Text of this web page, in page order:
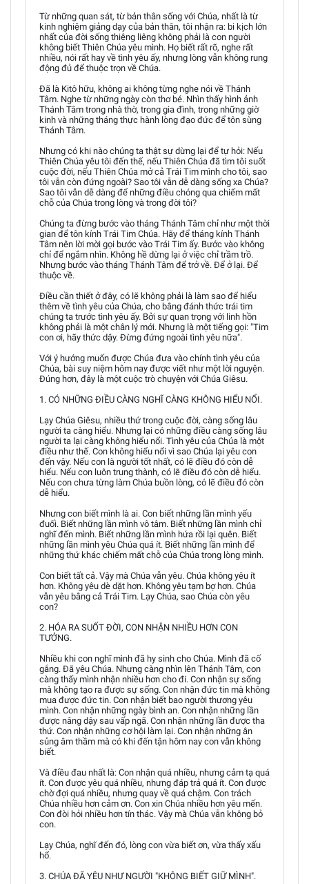
Từ những quan sát, từ bản thân sống với Chúa, nhất là từ
kinh nghiệm giảng dạy của bản thân, tôi nhận ra: bi kịch lớn
nhất của đời sống thiêng liêng không phải là con người
không biết Thiên Chúa yêu mình. Họ biết rất rõ, nghe rất
nhiều, nói rất hay về tình yêu ấy, nhưng lòng vẫn không rung
động đủ để thuộc trọn về Chúa.
Đã là Kitô hữu, không ai không từng nghe nói về Thánh
Tâm. Nghe từ những ngày còn thơ bé. Nhìn thấy hình ảnh
Thánh Tâm trong nhà thờ, trong gia đình, trong những giờ
kinh và những tháng thực hành lòng đạo đức để tôn sùng
Thánh Tâm.
Nhưng có khi nào chúng ta thật sự dừng lại để tự hỏi: Nếu
Thiên Chúa yêu tôi đến thế, nếu Thiên Chúa đã tìm tôi suốt
cuộc đời, nếu Thiên Chúa mở cả Trái Tim mình cho tôi, sao
tôi vẫn còn đứng ngoài? Sao tôi vẫn dễ dàng sống xa Chúa?
Sao tôi vẫn dễ dàng để những điều chóng qua chiếm mất
chỗ của Chúa trong lòng và trong đời tôi?
Chúng ta đừng bước vào tháng Thánh Tâm chỉ như một thời
gian để tôn kính Trái Tim Chúa. Hãy để tháng kính Thánh
Tâm nên lời mời gọi bước vào Trái Tim ấy. Bước vào không
chỉ để ngắm nhìn. Không hề dừng lại ở việc chỉ trầm trồ.
Nhưng bước vào tháng Thánh Tâm để trở về. Để ở lại. Để
thuộc về.
Điều cần thiết ở đây, có lẽ không phải là làm sao để hiểu
thêm về tình yêu của Chúa, cho bằng đánh thức trái tim
chúng ta trước tình yêu ấy. Bởi sự quan trọng với linh hồn
không phải là một chân lý mới. Nhưng là một tiếng gọi: "Tim
con ơi, hãy thức dậy. Đừng đứng ngoài tình yêu nữa".
Với ý hướng muốn được Chúa đưa vào chính tình yêu của
Chúa, bài suy niệm hôm nay được viết như một lời nguyện.
Đúng hơn, đây là một cuộc trò chuyện với Chúa Giêsu.
1. CÓ NHỮNG ĐIỀU CÀNG NGHĨ CÀNG KHÔNG HIỂU NỔI.
Lạy Chúa Giêsu, nhiều thứ trong cuộc đời, càng sống lâu
người ta càng hiểu. Nhưng lại có những điều càng sống lâu
người ta lại càng không hiểu nổi. Tình yêu của Chúa là một
điều như thế. Con không hiểu nổi vì sao Chúa lại yêu con
đến vậy. Nếu con là người tốt nhất, có lẽ điều đó còn dễ
hiểu. Nếu con luôn trung thành, có lẽ điều đó còn dễ hiểu.
Nếu con chưa từng làm Chúa buồn lòng, có lẽ điều đó còn
dễ hiểu.
Nhưng con biết mình là ai. Con biết những lần mình yếu
đuối. Biết những lần mình vô tâm. Biết những lần mình chỉ
nghĩ đến mình. Biết những lần mình hứa rồi lại quên. Biết
những lần mình yêu Chúa quá ít. Biết những lần mình để
những thứ khác chiếm mất chỗ của Chúa trong lòng mình.
Con biết tất cả. Vậy mà Chúa vẫn yêu. Chúa không yêu ít
hơn. Không yêu dè dặt hơn. Không yêu tạm bợ hơn. Chúa
vẫn yêu bằng cả Trái Tim. Lạy Chúa, sao Chúa còn yêu
con?
2. HÓA RA SUỐT ĐỜI, CON NHẬN NHIỀU HƠN CON
TƯỞNG.
Nhiều khi con nghĩ mình đã hy sinh cho Chúa. Mình đã cố
gắng. Đã yêu Chúa. Nhưng càng nhìn lên Thánh Tâm, con
càng thấy mình nhận nhiều hơn cho đi. Con nhận sự sống
mà không tạo ra được sự sống. Con nhận đức tin mà không
mua được đức tin. Con nhận biết bao người thương yêu
mình. Con nhận những ngày bình an. Con nhận những lần
được nâng dậy sau vấp ngã. Con nhận những lần được tha
thứ. Con nhận những cơ hội làm lại. Con nhận những ân
sủng âm thầm mà có khi đến tận hôm nay con vẫn không
biết.
Và điều đau nhất là: Con nhận quá nhiều, nhưng cảm tạ quá
ít. Con được yêu quá nhiều, nhưng đáp trả quá ít. Con được
chờ đợi quá nhiều, nhưng quay về quá chậm. Con trách
Chúa nhiều hơn cảm ơn. Con xin Chúa nhiều hơn yêu mến.
Con đòi hỏi nhiều hơn tín thác. Vậy mà Chúa vẫn không bỏ
con.
Lạy Chúa, nghĩ đến đó, lòng con vừa biết ơn, vừa thấy xấu
hổ.
3. CHÚA ĐÃ YÊU NHƯ NGƯỜI "KHÔNG BIẾT GIỮ MÌNH".